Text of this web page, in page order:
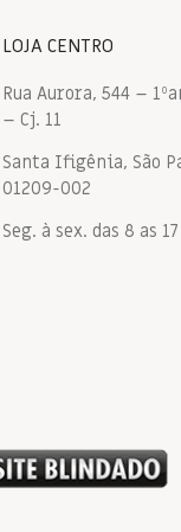
LOJA CENTRO
Rua Aurora, 544 –
– Cj. 11
Santa Ifigênia, São
01209-002
Seg. à sex. das 8 as